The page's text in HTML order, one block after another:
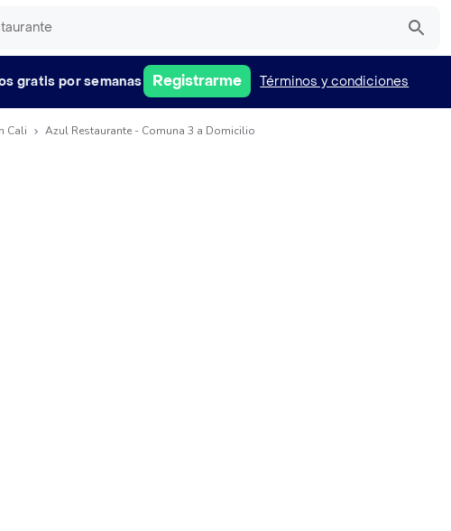
gratis por semanas Registrarme Términos y condiciones
Cali Azul Restaurante - Comuna 3 a Domicilio